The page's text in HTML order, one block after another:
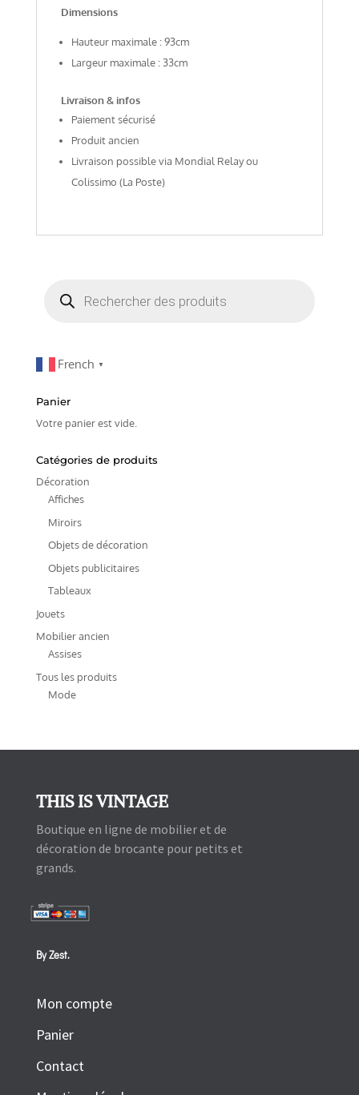
Dimensions
Hauteur maximale : 93cm
Largeur maximale : 33cm
Livraison & infos
Paiement sécurisé
Produit ancien
Livraison possible via Mondial Relay ou
Colissimo (La Poste)
produits
French ▼
Panier
Votre panier est vide.
Catégories de produits
Décoration
Affiches
Miroirs
Objets de décoration
Objets publicitaires
Tableaux
Jouets
Mobilier ancien
Assises
Tous les produits
Mode
THIS IS VINTAGE
Boutique en ligne de mobilier et de
décoration de brocante pour petits et
grands.
By Zest.
Mon compte
Panier
Contact